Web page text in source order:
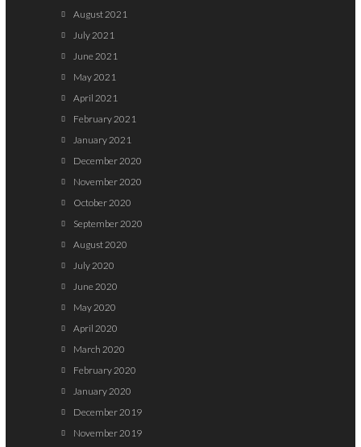
August 2021
July 2021
June 2021
May 2021
April 2021
February 2021
January 2021
December 2020
November 2020
October 2020
September 2020
August 2020
July 2020
June 2020
May 2020
April 2020
March 2020
February 2020
January 2020
December 2019
November 2019